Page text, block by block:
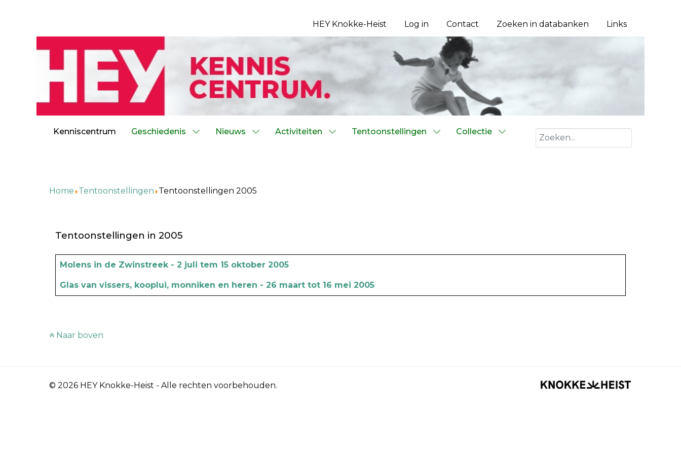
HEY Knokke-Heist Log in Contact Zoeken in databanken Links
Kenniscentrum Geschiedenis Nieuws Activiteiten Tentoonstellingen Collectie Zoeken
Home Tentoonstellingen Tentoonstellingen 2005
Tentoonstellingen in 2005
Artikels
Titel
Molens in de Zwinstreek - 2 juli tem 15 oktober 2005
Glas van vissers, kooplui, monniken en heren - 26 maart tot 16 mei 2005
Naar boven
© 2026 HEY Knokke-Heist - Alle rechten voorbehouden.